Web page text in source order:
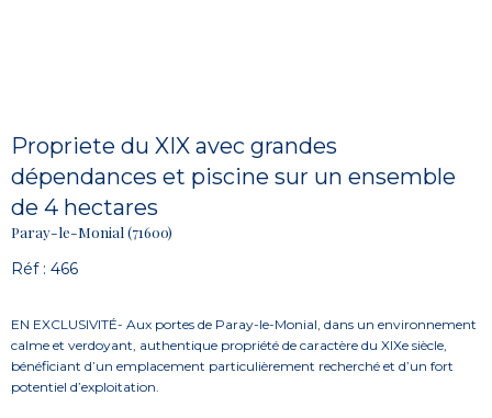
Propriete du XIX avec grandes
dépendances et piscine sur un ensemble
de 4 hectares
Paray-le-Monial (71600)
Réf : 466
EN EXCLUSIVITÉ- Aux portes de Paray-le-Monial, dans un environnement
calme et verdoyant, authentique propriété de caractère du XIXe siècle,
bénéficiant d’un emplacement particulièrement recherché et d’un fort
potentiel d’exploitation.